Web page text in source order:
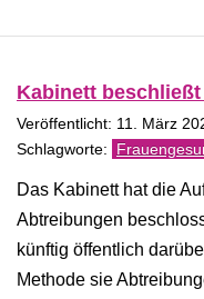
Kabinett
Veröffentlicht: 11. März
Das Kabinett hat die
Abtreibungen
künftig öffentlich
Methode sie